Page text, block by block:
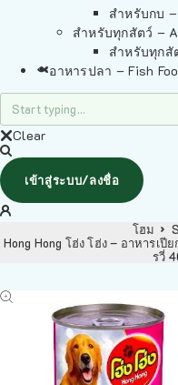
สำหรับกบ –
สำหรับทุกสัตว์ –
สำหรับทุก
อาหารปลา – Fish
Clear
เข้าสู่ระบบ/ลงชื่อ
โฮม
Hong Hong โฮ่ง โฮ่ง – อาหารเ
รวี่